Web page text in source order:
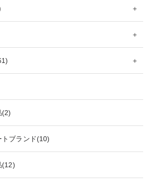
＋
＋
＋
(2)
トブランド(10)
(12)